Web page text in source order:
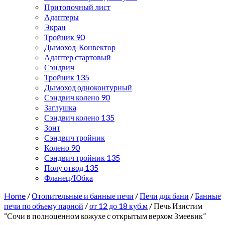
Притопочный лист
Адаптеры
Экран
Тройник 90
Дымоход-Конвектор
Адаптер стартовый
Сэндвич
Тройник 135
Дымоход одноконтурный
Сэндвич колено 90
Заглушка
Сэндвич колено 135
Зонт
Сэндвич тройник
Колено 90
Сэндвич тройник 135
Полу отвод 135
Фланец/Юбка
Home /Отопительные и банные печи /Печи для бани /Банные
печи по объему парной /от 12 до 18 куб.м / Печь Изистим
“Сочи в полноценном кожухе с открытым верхом Змеевик”